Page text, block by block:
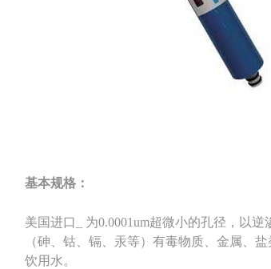
基本规格：
美国进口
_ 为0.0001um超微小的孔径，以
（砷、钴、镉、汞等）有毒物质、金属、
饮用水。